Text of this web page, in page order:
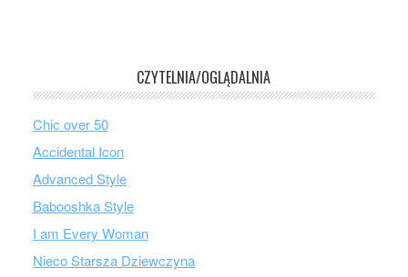
CZYTELNIA/OGLĄDALNIA
Chic over 50
Accidental Icon
Advanced Style
Babooshka Style
I am Every Woman
Nieco Starsza Dziewczyna